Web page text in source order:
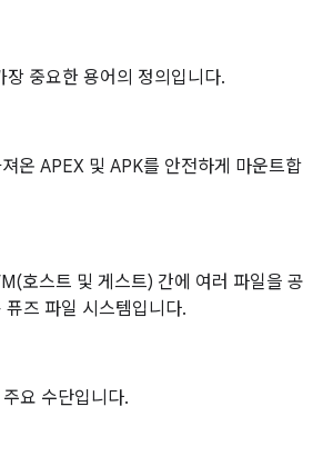
장 중요한 용어의 정의입니다.
온 APEX 및 APK를 안전하게 마운트합
호스트 및 게스트) 간에 여러 파일을 공
퓨즈 파일 시스템입니다.
요 수단입니다.